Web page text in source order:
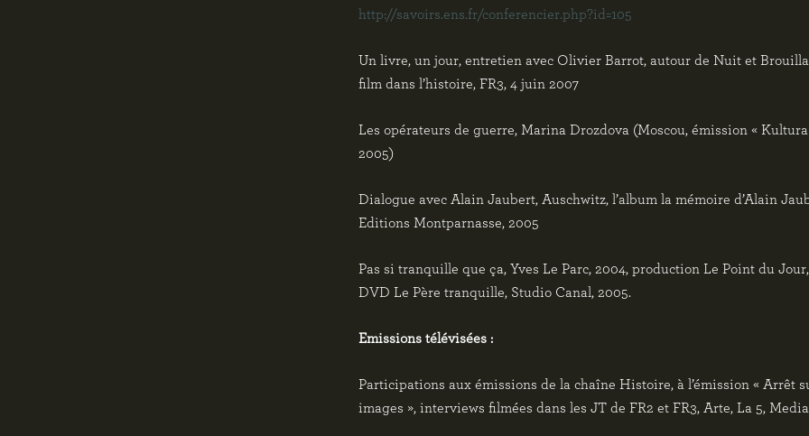
http://savoirs.ens.fr/conferencier.php?id=105
Un livre, un jour, entretien avec Olivier Barrot, autour de Nuit et
film dans l’histoire, FR3, 4 juin 2007
Les opérateurs de guerre, Marina Drozdova (Moscou, émission « Kultura
2005)
Dialogue avec Alain Jaubert, Auschwitz, l’album la mémoire d’Alain
Editions Montparnasse, 2005
Pas si tranquille que ça, Yves Le Parc, 2004, production Le Point du
DVD Le Père tranquille, Studio Canal, 2005.
Emissions télévisées :
Participations aux émissions de la chaîne Histoire, à l’émission « Arrêt
images », interviews filmées dans les JT de FR2 et FR3, Arte, La 5,